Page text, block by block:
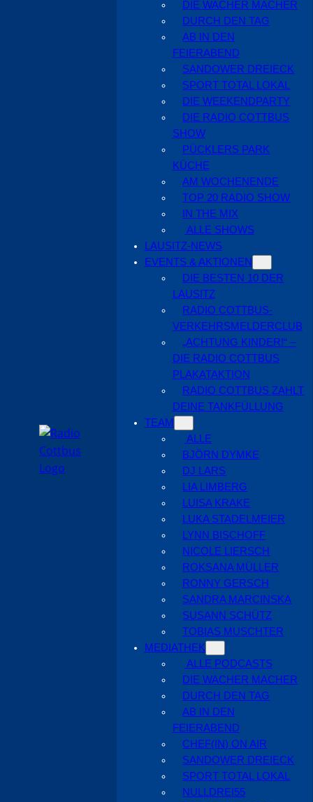
DIE WACHER MACHER
DURCH DEN TAG
AB IN DEN
FEIERABEND
SANDOWER DREIECK
SPORT TOTAL LOKAL
DIE WEEKENDPARTY
DIE RADIO COTTBUS
SHOW
PÜCKLERS PARK
KÜCHE
AM WOCHENENDE
TOP 20 RADIO SHOW
IN THE MIX
ALLE SHOWS
LAUSITZ-NEWS
EVENTS & AKTIONEN
DIE BESTEN 10 DER
LAUSITZ
RADIO COTTBUS-
VERKEHRSMELDERCLUB
„ACHTUNG KINDER!“ –
DIE RADIO COTTBUS
PLAKATAKTION
RADIO COTTBUS ZAHLT
DEINE TANKFÜLLUNG
TEAM
ALLE
BJÖRN DYMKE
DJ LARS
LIA LIMBERG
LUISA KRAKE
LUKA STADELMEIER
LYNN BISCHOFF
NICOLE LIERSCH
ROKSANA MÜLLER
RONNY GERSCH
SANDRA MARCINSKA
SUSANN SCHÜTZ
TOBIAS MUSCHTER
MEDIATHEK
ALLE PODCASTS
DIE WACHER MACHER
DURCH DEN TAG
AB IN DEN
FEIERABEND
CHEF(IN) ON AIR
SANDOWER DREIECK
SPORT TOTAL LOKAL
NULLDREI55